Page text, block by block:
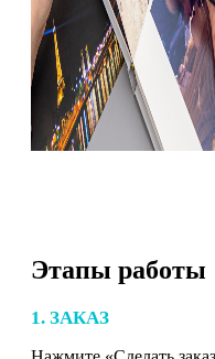
Этапы работы
1. ЗАКАЗ